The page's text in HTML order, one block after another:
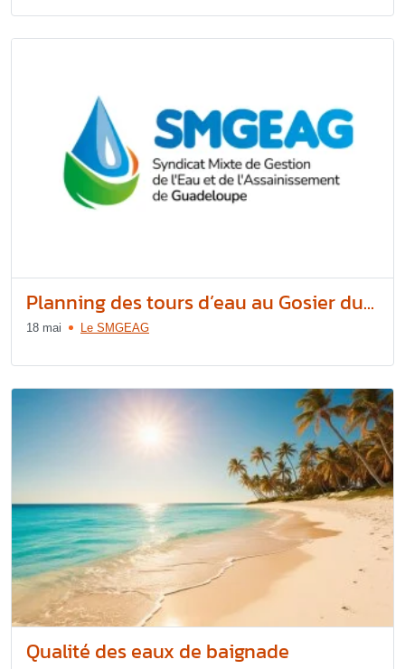
Planning des tours d’eau au Gosier du...
18 mai Le SMGEAG
Qualité des eaux de baignade